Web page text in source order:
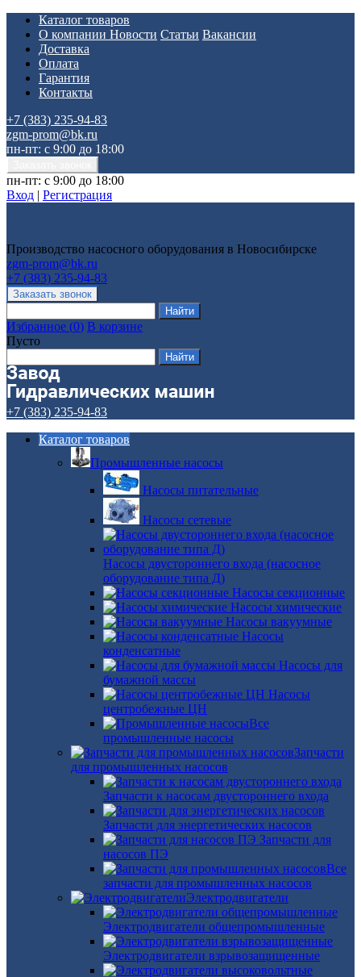
Каталог товаров
О компании Новости Статьи Вакансии
Доставка
Оплата
Гарантия
Контакты
+7 (383) 235-94-83
zgm-prom@bk.ru
пн-пт: с 9:00 до 18:00
пн-пт: с 9:00 до 18:00
Вход | Регистрация
Производство насосного оборудования в Новосибирске
zgm-prom@bk.ru
+7 (383) 235-94-83
Избранное (0) В корзине
Пусто
+7 (383) 235-94-83
Каталог товаров
Промышленные насосы
Насосы питательные
Насосы сетевые
Насосы двустороннего входа (насосное
оборудование типа Д)
Насосы секционные
Насосы химические
Насосы вакуумные
Насосы
конденсатные
Насосы для
бумажной массы
Насосы
центробежные ЦН
Все
промышленные насосы
Запчасти
для промышленных насосов
Запчасти к насосам двустороннего входа
Запчасти для энергетических насосов
Запчасти для
насосов ПЭ
Все
запчасти для промышленных насосов
Электродвигатели
Электродвигатели общепромышленные
Электродвигатели взрывозащищенные